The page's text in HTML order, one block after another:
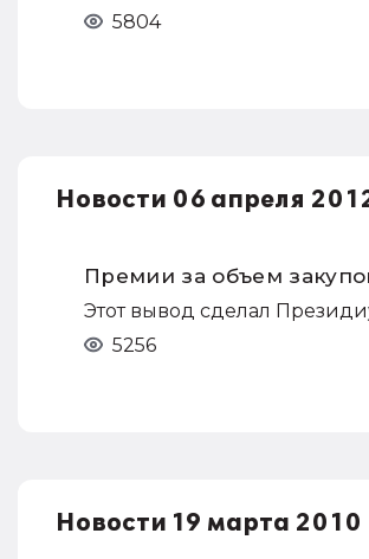
5804
Новости 06 апреля
Премии за объем
Этот вывод сделал
5256
Новости 19 марта 2010